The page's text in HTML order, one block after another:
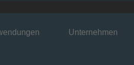
Unternehmen